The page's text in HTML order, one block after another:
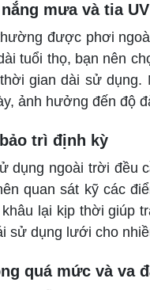
mưa và tia UV
được phơi
tuổi thọ, bạn nên
gian dài sử
ảnh hưởng đến độ
trì định kỳ
dụng ngoài trời đều
quan sát kỹ các
lại kịp thời giúp
sử dụng lưới cho
quá mức và va